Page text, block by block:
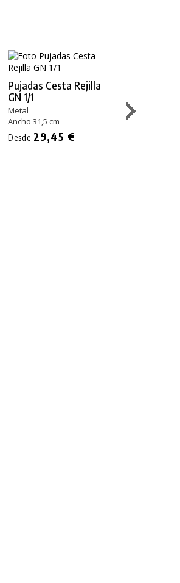
Pujadas Cesta Rejilla
GN 1/1
Metal
Ancho 31,5 cm
Desde 29,45 €
Metal
Fondo 17 cm